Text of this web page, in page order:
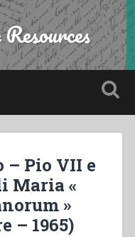
– Pio VII e
Maria «
»
– 1965)